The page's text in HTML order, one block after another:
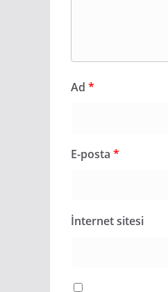
Ad *
E-posta *
İnternet sitesi